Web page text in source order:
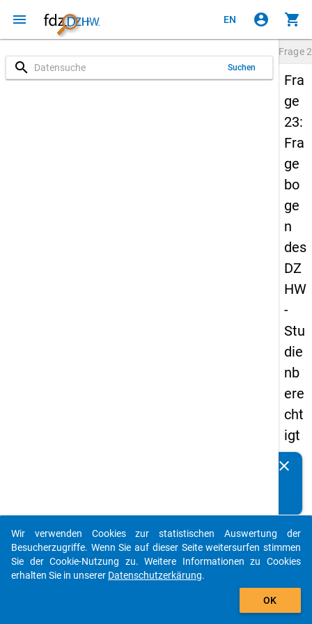
menu EN account_circle shopping_cart
search Suchen
Frage
Fra
ge
23:
Fra
ge
bo
ge
n
des
DZ
HW
-
Stu
die
nb
ere
cht
igt
en
s
20
15
clear
auto_stories
add_shopping_cart
Wir verwenden Cookies zur statistischen Auswertung der
Besucherzugriffe. Wenn Sie auf dieser Seite weitersurfen stimmen
Sie der Cookie-Nutzung zu. Weitere Informationen zu Cookies
erhalten Sie in unserer Datenschutzerkärung.
OK